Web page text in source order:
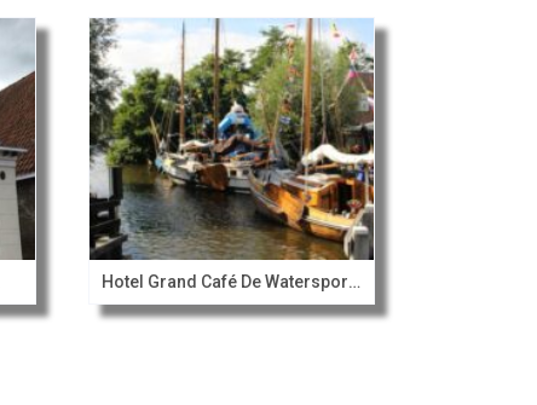
Hotel Grand Café De Watersport Heeg